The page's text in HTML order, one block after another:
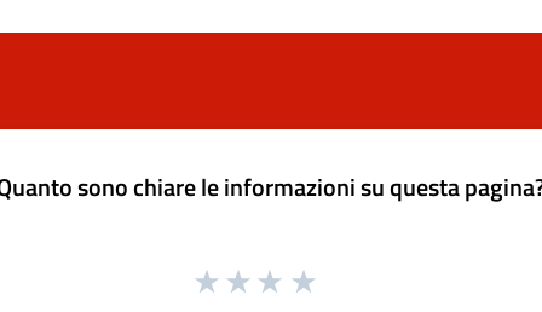
sono chiare le informazioni su questa